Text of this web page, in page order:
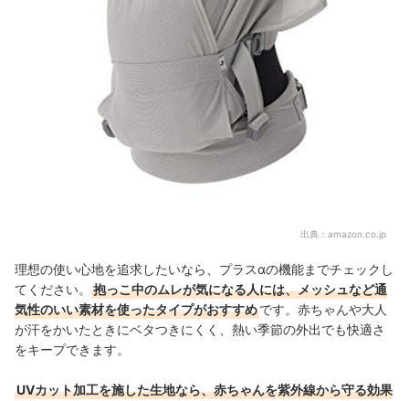
出典： amazon.co.jp
理想の使い心地を追求したいなら、プラスαの機能までチェックし
てください。
抱っこ中のムレが気になる人には、メッシュなど通
気性のいい素材を使ったタイプがおすすめです。赤ちゃんや大人
が汗をかいたときにベタつきにくく、熱い季節の外出でも快適さ
をキープできます。
UVカット加工を施した生地なら、赤ちゃんを紫外線から守る効果